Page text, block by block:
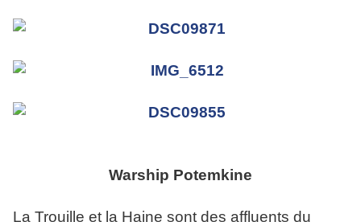
Warship Potemkine
La Trouille et la Haine sont des affluents du